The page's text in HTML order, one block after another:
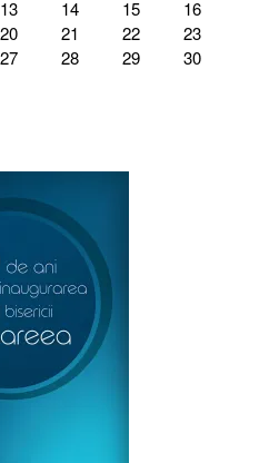
13 14 15
16
20 21 22
23
27 28 29
30